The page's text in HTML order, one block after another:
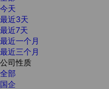
今天
最近3天
最近7天
最近一个月
最近三个月
公司性质
全部
国企